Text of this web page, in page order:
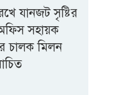
যানজট সৃষ্টির
অফিস সহায়ক
চালক মিলন